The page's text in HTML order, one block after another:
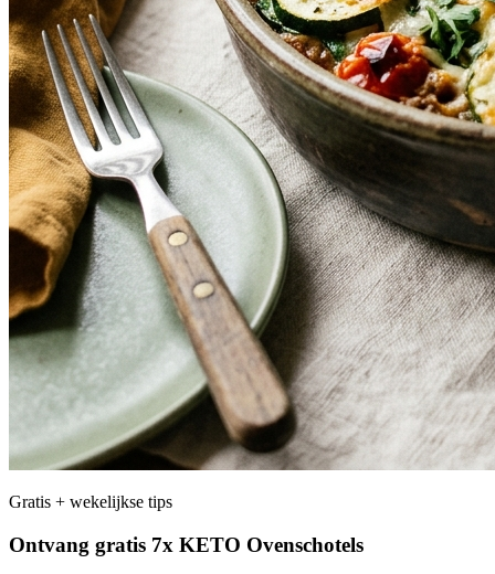
Gratis + wekelijkse tips
Ontvang gratis 7x KETO Ovenschotels